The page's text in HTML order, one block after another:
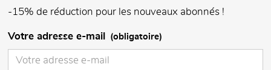
-15% de réduction pour les nouveaux abonnés !
Votre adresse e-mail (obligatoire)